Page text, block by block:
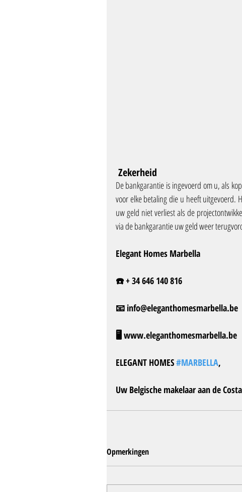
Zekerheid
De bankgarantie is ingevoerd om u, als
voor elke betaling die u heeft uitgevoerd.
uw geld niet verliest als de
via de bankgarantie uw geld weer
Elegant Homes Marbella
☎️ + 34 646 140 816
📧 info@eleganthomesmarbella.be
🖥️ www.eleganthomesmarbella.be
ELEGANT HOMES #MARBELLA,
Uw Belgische makelaar aan de
Opmerkingen